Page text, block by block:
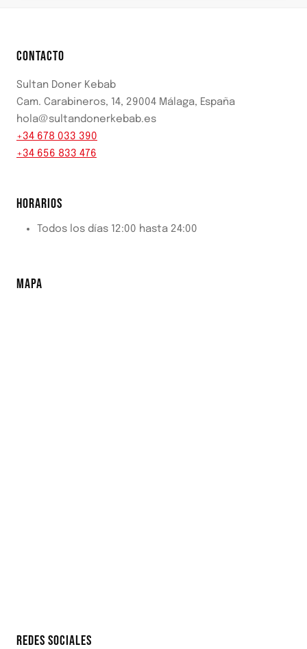
CONTACTO
Sultan Doner Kebab
Cam. Carabineros, 14, 29004 Málaga, España
hola@sultandonerkebab.es
+34 678 033 390
+34 656 833 476
HORARIOS
Todos los días 12:00 hasta 24:00
MAPA
REDES SOCIALES